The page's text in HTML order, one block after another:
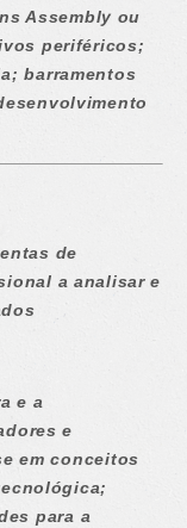
Assembly ou
periféricos;
barramentos
de
a analisar e
e a
e
em conceitos
para a